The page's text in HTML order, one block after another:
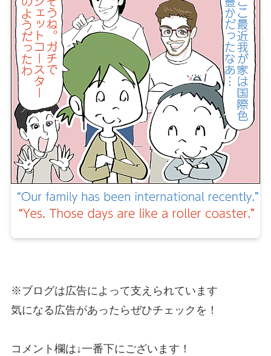
※ブログは広告によって支えられています
気になる広告があったらぜひチェックを！
コメント欄は↓一番下にございます！